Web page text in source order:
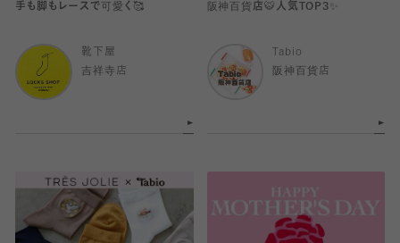
手も脚もレースで可愛く🥰
靴下屋
吉祥寺店
阪神百貨店🐯人気TOP3✨
Tabio
阪神百貨店